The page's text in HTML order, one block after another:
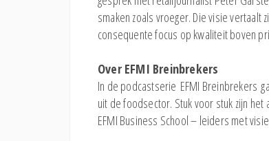
smaken zoals vroeger. Die visie
consequente focus op kwaliteit boven
Over EFMI Breinbrekers
In de podcastserie EFMI Breinbrekers
uit de foodsector. Stuk voor stuk zijn
EFMI Business School – leiders met